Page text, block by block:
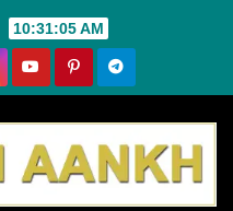
10:31:06 AM